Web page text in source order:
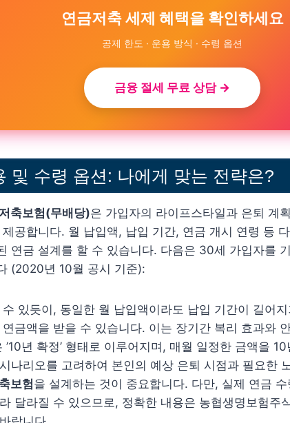
연금저축 세제 혜택을 확인하세요
공제 한도 · 운용 방식 · 수령 옵션
금융 절세 무료 상담 →
및 수령 옵션: 나에게 맞는 전략은?
축보험(무배당)은 가입자의 라이프스타일과 은퇴 계
공합니다. 월 납입액, 납입 기간, 연금 개시 연령 등
연금 설계를 할 수 있습니다. 다음은 30세 가입자를
(2020년 10월 공시 기준):
있듯이, 동일한 월 납입액이라도 납입 기간이 길어
금액을 받을 수 있습니다. 이는 장기간 복리 효과와
’10년 확정’ 형태로 이루어지며, 매월 일정한 금액을
나리오를 고려하여 본인의 예상 은퇴 시점과 필요한
보험을 설계하는 것이 중요합니다. 다만, 실제 연금
달라질 수 있으므로, 정확한 내용은 농협생명보험주